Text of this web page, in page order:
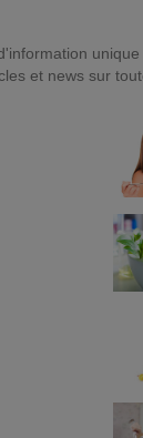
et news sur